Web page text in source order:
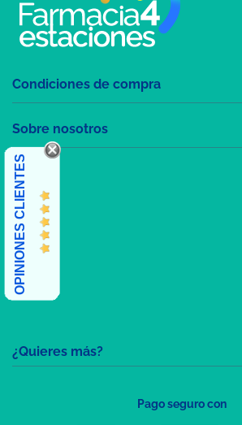
¿Quieres más?
Condiciones de compra
Sobre nosotros
OPINIONES CLIENTES
Pago seguro con